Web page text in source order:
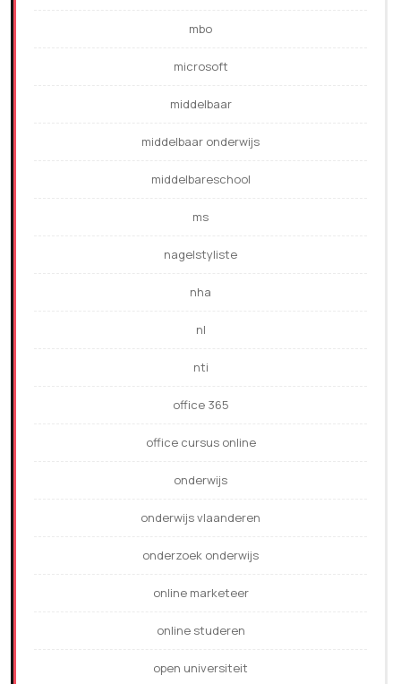
mbo
microsoft
middelbaar
middelbaar onderwijs
middelbareschool
ms
nagelstyliste
nha
nl
nti
office 365
office cursus online
onderwijs
onderwijs vlaanderen
onderzoek onderwijs
online marketeer
online studeren
open universiteit